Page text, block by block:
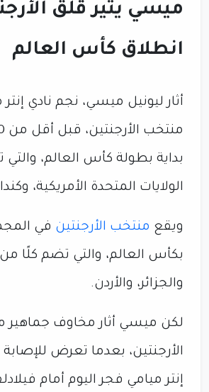
ميسي يثير قلق
انطلاق كأس العالم
أثار ليونيل ميسي، نجم نادي
بداية بطولة كأس العالم،
الولايات المتحدة الأمريكية،
ويقع منتخب الأرجنتين في
بكأس العالم، والتي تضم كلًا
والجزائر، والأردن.
لكن ميسي أثار مخاوف جماهير
الأرجنتين، بعدما تعرض
إنتر ميامي فجر اليوم أمام